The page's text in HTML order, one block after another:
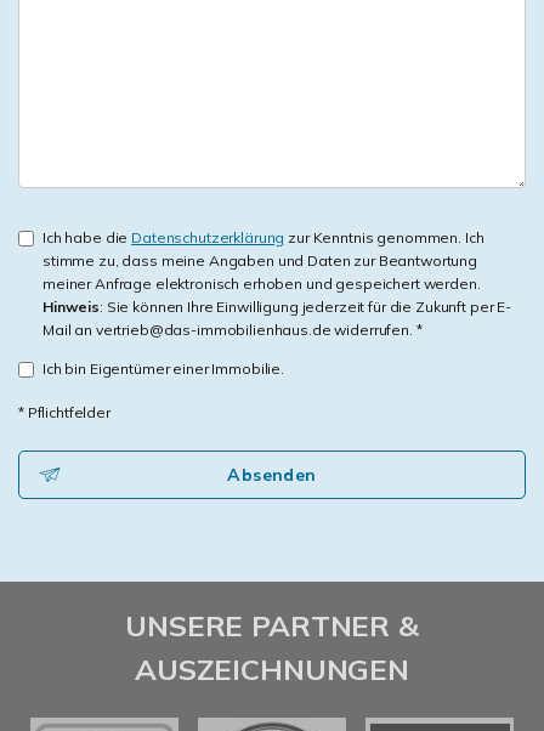
Ich habe die Datenschutzerklärung zur Kenntnis genommen. Ich
stimme zu, dass meine Angaben und Daten zur Beantwortung
meiner Anfrage elektronisch erhoben und gespeichert werden.
Hinweis: Sie können Ihre Einwilligung jederzeit für die Zukunft per E-
Mail an vertrieb@das-immobilienhaus.de widerrufen. *
Ich bin Eigentümer einer Immobilie.
* Pflichtfelder
Absenden
UNSERE PARTNER &
AUSZEICHNUNGEN